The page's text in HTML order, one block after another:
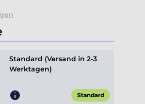
Standard (Versand in 2-3
Werktagen)
Standard